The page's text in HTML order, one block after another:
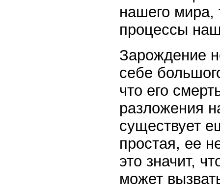
нашего мира,
процессы
Зарождение
себе
что его
разложения
существует
простая, ее
это значит,
может